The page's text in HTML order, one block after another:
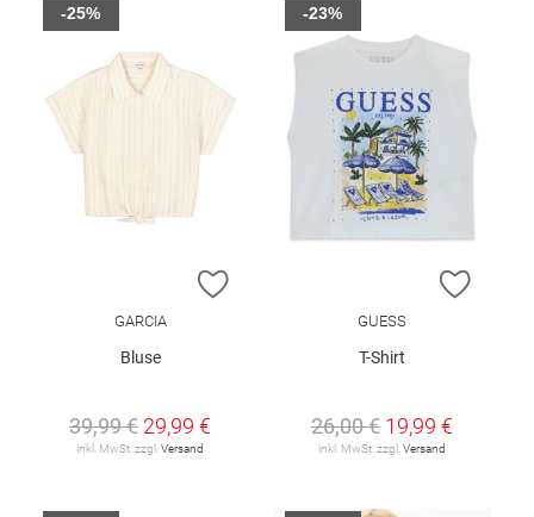
ZUR WUNSCHLISTE HINZUFÜGEN
GARCIA
Bluse
39,99 € 29,99 €
inkl. MwSt. zzgl. Versand
-25%
ZUR
GUESS
T-Shirt
26,00 € 19,99 €
inkl. MwSt. zzgl. Versand
-23%